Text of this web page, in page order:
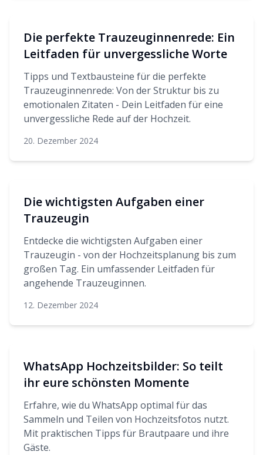
Die perfekte Trauzeuginnenrede: Ein
Leitfaden für unvergessliche Worte
Tipps und Textbausteine für die perfekte
Trauzeuginnenrede: Von der Struktur bis zu
emotionalen Zitaten - Dein Leitfaden für eine
unvergessliche Rede auf der Hochzeit.
20. Dezember 2024
Die wichtigsten Aufgaben einer
Trauzeugin
Entdecke die wichtigsten Aufgaben einer
Trauzeugin - von der Hochzeitsplanung bis zum
großen Tag. Ein umfassender Leitfaden für
angehende Trauzeuginnen.
12. Dezember 2024
WhatsApp Hochzeitsbilder: So teilt
ihr eure schönsten Momente
Erfahre, wie du WhatsApp optimal für das
Sammeln und Teilen von Hochzeitsfotos nutzt.
Mit praktischen Tipps für Brautpaare und ihre
Gäste.